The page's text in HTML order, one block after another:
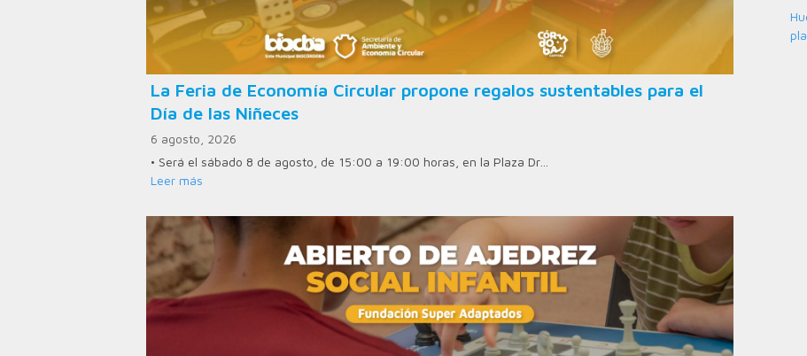
La Feria de Economía Circular propone regalos sustentables para el
Día de las Niñeces
6 agosto, 2026
• Será el sábado 8 de agosto, de 15:00 a 19:00 horas, en la Plaza Dr…
Leer más